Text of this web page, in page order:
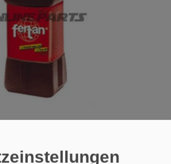
1 LITER FERTAN